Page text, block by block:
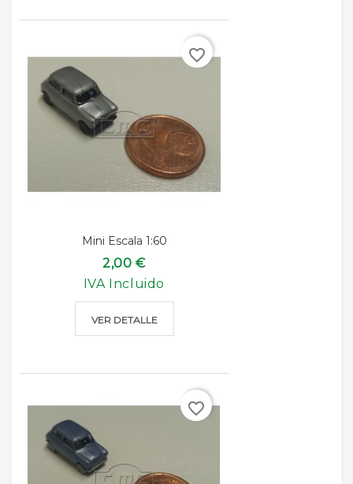
Mini Escala 1:60
2,00 €
IVA Incluido
VER DETALLE
favorite_border
favorite_border